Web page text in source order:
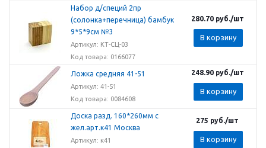
Набор д/специй 2пр
(солонка+перечница) бамбук
9*5*9см №3
Артикул: КТ-СЦ-03
Код товара: 0166077
280.70руб./шт
В корзину
Ложка средняя 41-51
Артикул: 41-51
Код товара: 0084608
248.90руб./шт
В корзину
Доска разд. 160*260мм с
жел.арт.к41 Москва
Артикул: к41
275 руб./шт
В корзину